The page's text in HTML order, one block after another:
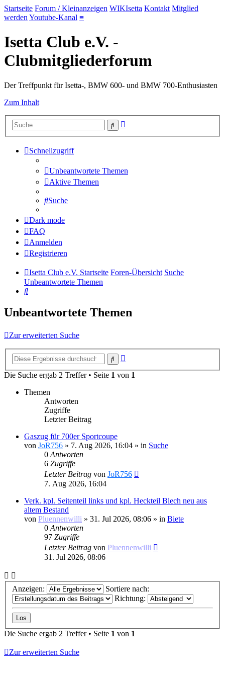
Startseite Forum / Kleinanzeigen WIKIsetta Kontakt Mitglied
werden Youtube-Kanal ≡
Isetta Club e.V. -
Clubmitgliederforum
Der Treffpunkt für Isetta-, BMW 600- und BMW 700-Enthusiasten
Zum Inhalt
Suche
Schnellzugriff
Unbeantwortete Themen
Aktive Themen
Suche
Dark mode
FAQ
Anmelden
Registrieren
Isetta Club e.V. Startseite Foren-Übersicht Suche
Unbeantwortete Themen
Suche
Unbeantwortete Themen
Zur erweiterten Suche
Suche
Die Suche ergab 2 Treffer • Seite 1 von 1
Themen
Antworten
Zugriffe
Letzter Beitrag
Gaszug für 700er Sportcoupe
von JoR756 » 7. Aug 2026, 16:04 » in Suche
0 Antworten
6 Zugriffe
Letzter Beitrag von JoR756
7. Aug 2026, 16:04
Verk. kpl. Seitenteil links und kpl. Heckteil Blech neu aus
altem Bestand
von Pluennenwilli » 31. Jul 2026, 08:06 » in Biete
0 Antworten
97 Zugriffe
Letzter Beitrag von Pluennenwilli
31. Jul 2026, 08:06
Anzeigen:
Sortiere nach:
Richtung:
Die Suche ergab 2 Treffer • Seite 1 von 1
Zur erweiterten Suche